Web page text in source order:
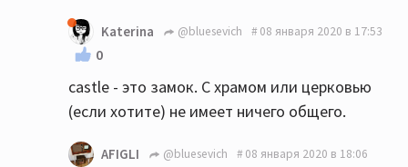
Katerina @bluesevich 08 января 2020 в 17:53
0
castle - это замок. С храмом или церковью
(если хотите) не имеет ничего общего.
AFIGLI @bluesevich 08 января 2020 в 18:06